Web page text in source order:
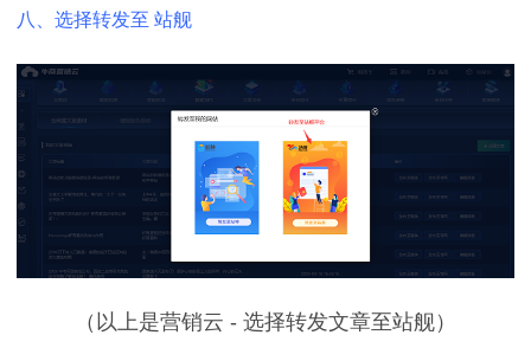
八、选择转发至 站舰
（以上是营销云 - 选择转发文章至站舰）